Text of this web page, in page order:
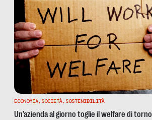
ECONOMIA, SOCIETÀ, SOSTENIBILITÀ
Un’azienda al giorno toglie il welfare di torno